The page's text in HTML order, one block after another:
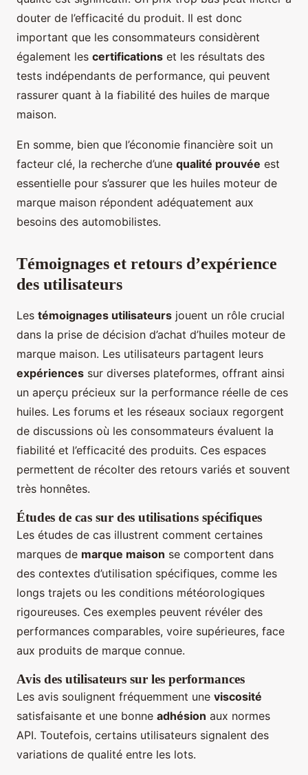
douter de l’efficacité du produit. Il est donc
important que les consommateurs considèrent
également les certifications et les résultats des
tests indépendants de performance, qui peuvent
rassurer quant à la fiabilité des huiles de marque
maison.
En somme, bien que l’économie financière soit un
facteur clé, la recherche d’une qualité prouvée est
essentielle pour s’assurer que les huiles moteur de
marque maison répondent adéquatement aux
besoins des automobilistes.
Témoignages et retours d’expérience
des utilisateurs
Les témoignages utilisateurs jouent un rôle crucial
dans la prise de décision d’achat d’huiles moteur de
marque maison. Les utilisateurs partagent leurs
expériences sur diverses plateformes, offrant ainsi
un aperçu précieux sur la performance réelle de ces
huiles. Les forums et les réseaux sociaux regorgent
de discussions où les consommateurs évaluent la
fiabilité et l’efficacité des produits. Ces espaces
permettent de récolter des retours variés et souvent
très honnêtes.
Études de cas sur des utilisations spécifiques
Les études de cas illustrent comment certaines
marques de marque maison se comportent dans
des contextes d’utilisation spécifiques, comme les
longs trajets ou les conditions météorologiques
rigoureuses. Ces exemples peuvent révéler des
performances comparables, voire supérieures, face
aux produits de marque connue.
Avis des utilisateurs sur les performances
Les avis soulignent fréquemment une viscosité
satisfaisante et une bonne adhésion aux normes
API. Toutefois, certains utilisateurs signalent des
variations de qualité entre les lots.